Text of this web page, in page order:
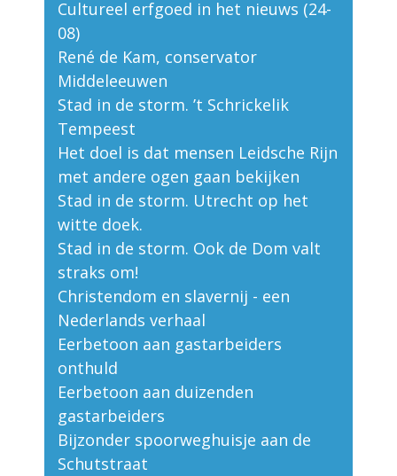
Cultureel erfgoed in het nieuws (24-
08)
René de Kam, conservator
Middeleeuwen
Stad in de storm. ’t Schrickelik
Tempeest
Het doel is dat mensen Leidsche Rijn
met andere ogen gaan bekijken
Stad in de storm. Utrecht op het
witte doek.
Stad in de storm. Ook de Dom valt
straks om!
Christendom en slavernij - een
Nederlands verhaal
Eerbetoon aan gastarbeiders
onthuld
Eerbetoon aan duizenden
gastarbeiders
Bijzonder spoorweghuisje aan de
Schutstraat